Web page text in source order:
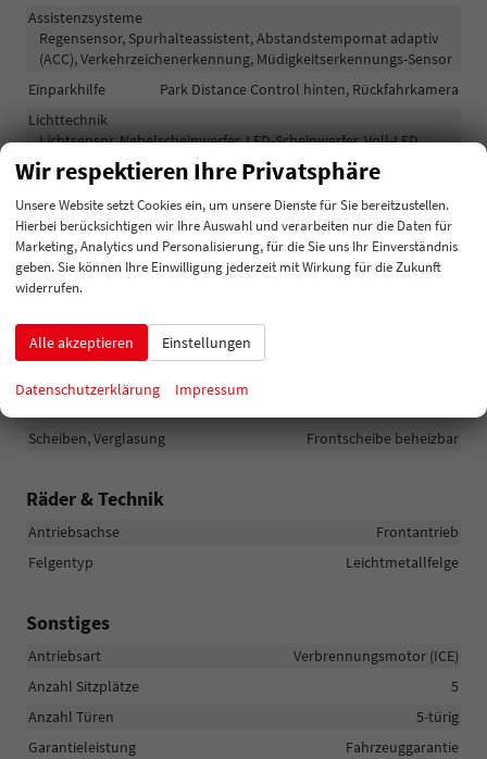
Assistenzsysteme
Regensensor, Spurhalteassistent, Abstandstempomat adaptiv
(ACC), Verkehrzeichenerkennung, Müdigkeitserkennungs-Sensor
Einparkhilfe
Park Distance Control hinten, Rückfahrkamera
Lichttechnik
Lichtsensor, Nebelscheinwerfer, LED-Scheinwerfer, Voll-LED
Scheinwerfer
Außen
Anhängerkupplung
Anhängerkupplung-Vorbereitung
Außenspiegel
Dachreling
Gepäckraum-/Heckklappe
Elektrische Heckklappe, Gepäckraumklappe automatisch
Scheiben, Verglasung
Frontscheibe beheizbar
Räder & Technik
Antriebsachse
Frontantrieb
Felgentyp
Leichtmetallfelge
Sonstiges
Antriebsart
Verbrennungsmotor (ICE)
Anzahl Sitzplätze
5
Anzahl Türen
5-türig
Garantieleistung
Fahrzeuggarantie
Wir respektieren Ihre Privatsphäre
Unsere Website setzt Cookies ein, um unsere Dienste für Sie bereitzustellen.
Hierbei berücksichtigen wir Ihre Auswahl und verarbeiten nur die Daten für
Marketing, Analytics und Personalisierung, für die Sie uns Ihr Einverständnis
geben. Sie können Ihre Einwilligung jederzeit mit Wirkung für die Zukunft
widerrufen.
Alle akzeptieren Einstellungen
Datenschutzerklärung Impressum